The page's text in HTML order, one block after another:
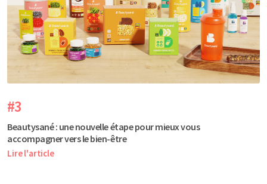
#3
Beautysané : une nouvelle étape pour mieux vous
accompagner vers le bien-être
Lire l'article